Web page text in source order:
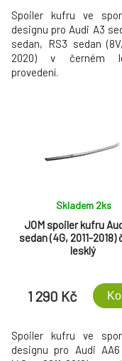
Spoiler kufru ve
designu pro Audi A3
sedan, RS3 sedan
2020) v černém
provedení.
JOM spoiler kufru
sedan (4G, 2011-2018)
lesklý
Skladem 2ks
1 290 Kč
Spoiler kufru ve
designu pro Audi